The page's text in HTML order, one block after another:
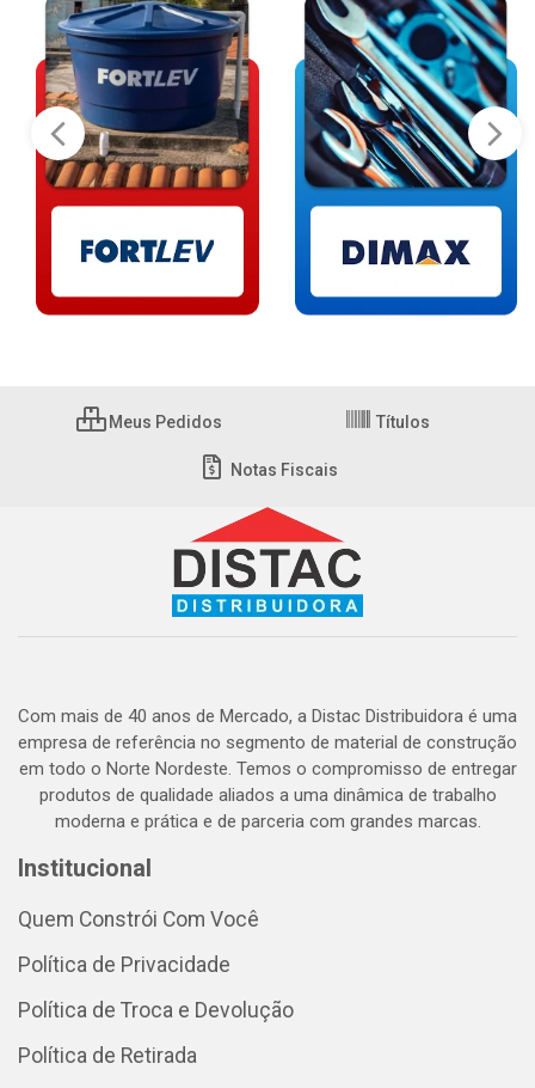
Meus Pedidos Títulos
Notas Fiscais
Com mais de 40 anos de Mercado, a Distac Distribuidora é uma
empresa de referência no segmento de material de construção
em todo o Norte Nordeste. Temos o compromisso de entregar
produtos de qualidade aliados a uma dinâmica de trabalho
moderna e prática e de parceria com grandes marcas.
Institucional
Quem Constrói Com Você
Política de Privacidade
Política de Troca e Devolução
Política de Retirada